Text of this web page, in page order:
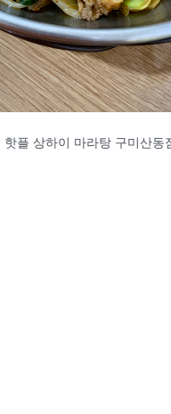
플 상하이 마라탕 구미산동